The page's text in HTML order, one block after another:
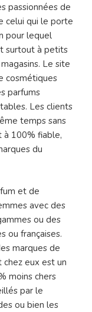
passionnées de
celui qui le porte
pour lequel
surtout à petits
Le site
cosmétiques
parfums
Les clients
temps sans
à 100% fiable,
du
et de
avec des
ou des
ou françaises.
marques de
eux est un
moins chers
par le
ou bien les